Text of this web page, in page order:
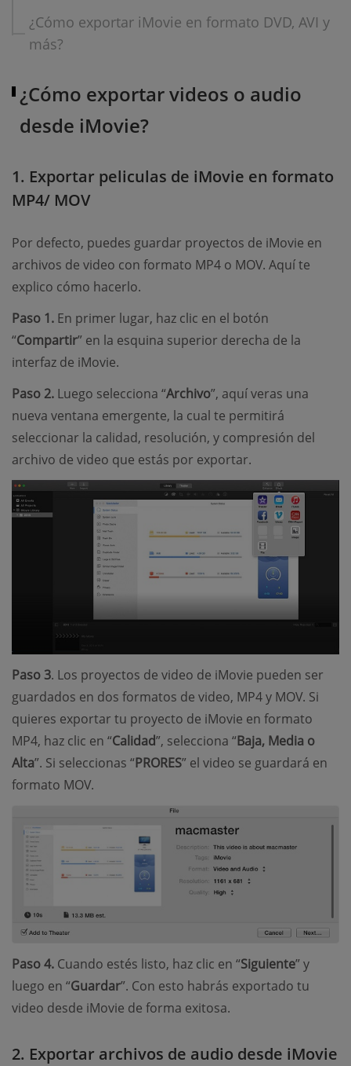
¿Cómo exportar iMovie en formato DVD, AVI y
más?
¿Cómo exportar videos o audio
desde iMovie?
1. Exportar peliculas de iMovie en formato
MP4/ MOV
Por defecto, puedes guardar proyectos de iMovie en
archivos de video con formato MP4 o MOV. Aquí te
explico cómo hacerlo.
Paso 1. En primer lugar, haz clic en el botón
“Compartir” en la esquina superior derecha de la
interfaz de iMovie.
Paso 2. Luego selecciona “Archivo”, aquí veras una
nueva ventana emergente, la cual te permitirá
seleccionar la calidad, resolución, y compresión del
archivo de video que estás por exportar.
Paso 3. Los proyectos de video de iMovie pueden ser
guardados en dos formatos de video, MP4 y MOV. Si
quieres exportar tu proyecto de iMovie en formato
MP4, haz clic en “Calidad”, selecciona “Baja, Media o
Alta”. Si seleccionas “PRORES” el video se guardará en
formato MOV.
Paso 4. Cuando estés listo, haz clic en “Siguiente” y
luego en “Guardar”. Con esto habrás exportado tu
video desde iMovie de forma exitosa.
2. Exportar archivos de audio desde iMovie